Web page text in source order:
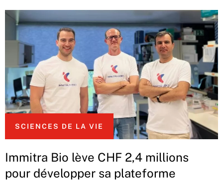
SCIENCES DE LA VIE
Immitra Bio lève CHF 2,4 millions
pour développer sa plateforme